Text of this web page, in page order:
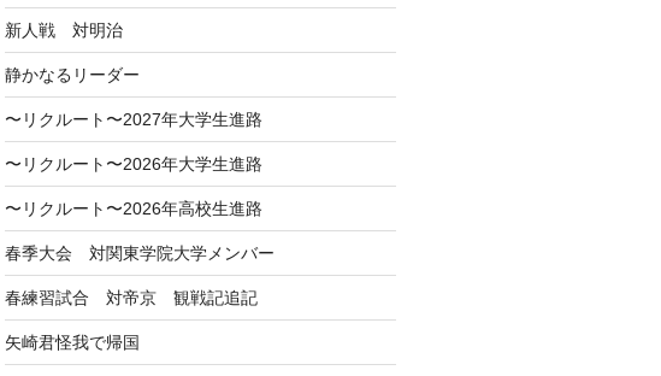
新人戦 対明治
静かなるリーダー
〜リクルート〜2027年大学生進路
〜リクルート〜2026年大学生進路
〜リクルート〜2026年高校生進路
春季大会 対関東学院大学メンバー
春練習試合 対帝京 観戦記追記
矢崎君怪我で帰国